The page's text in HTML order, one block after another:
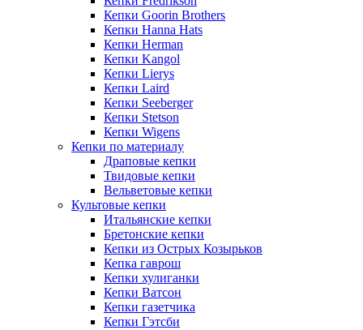
Кепки Goorin Brothers
Кепки Hanna Hats
Кепки Herman
Кепки Kangol
Кепки Lierys
Кепки Laird
Кепки Seeberger
Кепки Stetson
Кепки Wigens
Кепки по материалу
Драповые кепки
Твидовые кепки
Вельветовые кепки
Культовые кепки
Итальянские кепки
Бретонские кепки
Кепки из Острых Козырьков
Кепка гаврош
Кепки хулиганки
Кепки Ватсон
Кепки газетчика
Кепки Гэтсби